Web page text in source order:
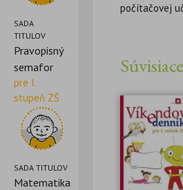
SADA
TITULOV
Pravopisný
semafor
pre I.
stupeň ZŠ
SADA TITULOV
Matematika
počítačovej